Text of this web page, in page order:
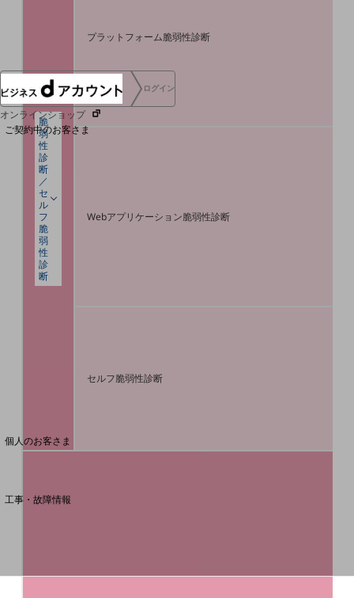
NTTドコモグループ
ログイン
オンラインショップ
ご契約中のお客さま
サービス別サポート情報
ご契約中サービスの一元管理
個人のお客さま
工事・故障情報
脆
弱
性
診
断
／
セ
ル
フ
脆
弱
性
診
断
プラットフォーム脆弱性診断
Webアプリケーション脆弱性診断
セルフ脆弱性診断